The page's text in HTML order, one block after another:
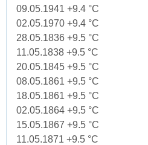
09.05.1941 +9.4 °C
02.05.1970 +9.4 °C
28.05.1836 +9.5 °C
11.05.1838 +9.5 °C
20.05.1845 +9.5 °C
08.05.1861 +9.5 °C
18.05.1861 +9.5 °C
02.05.1864 +9.5 °C
15.05.1867 +9.5 °C
11.05.1871 +9.5 °C